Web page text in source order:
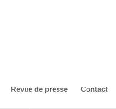
Revue de presse Contact